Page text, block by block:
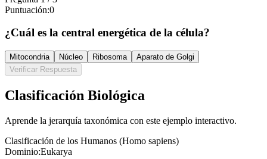
Puntuación:0
¿Cuál es la central energética de la célula?
Mitocondria Núcleo Ribosoma
Aparato de Golgi
Verificar Respuesta
Clasificación Biológica
Aprende la jerarquía taxonómica con este ejemplo interactivo.
Clasificación de los Humanos (Homo sapiens)
Dominio:Eukarya